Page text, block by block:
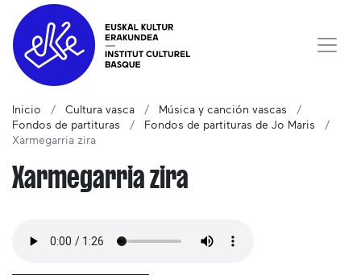
Inicio Cultura vasca
Música y canción vascas
Fondos de partituras
Fondos de partituras de Jo Maris
Xarmegarria zira
Xarmegarria zira